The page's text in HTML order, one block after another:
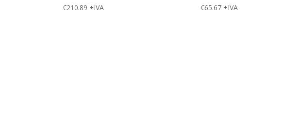
€210.89 +IVA €65.67 +IVA